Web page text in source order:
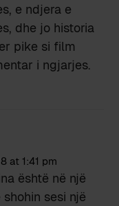
e ndjera e
dhe jo historia
pike si film
i ngjarjes.
at 1:41 pm
është në një
sesi një